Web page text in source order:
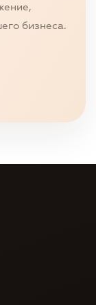
бизнеса.